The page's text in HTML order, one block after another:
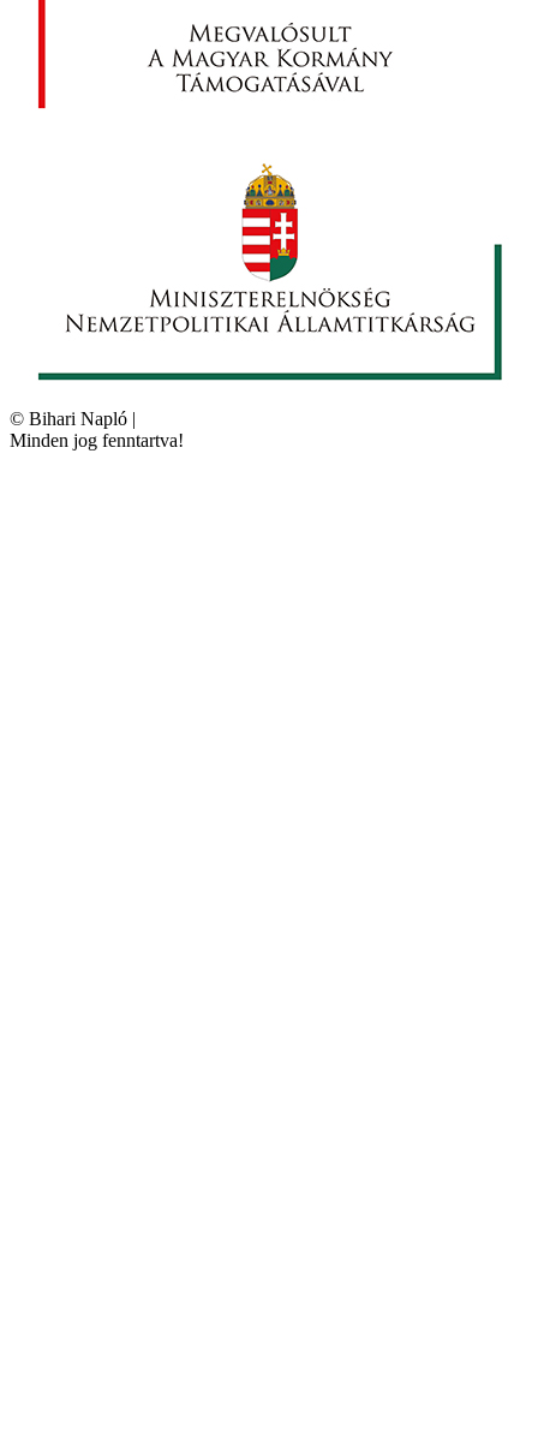
© Bihari Napló |
Minden jog fenntartva!